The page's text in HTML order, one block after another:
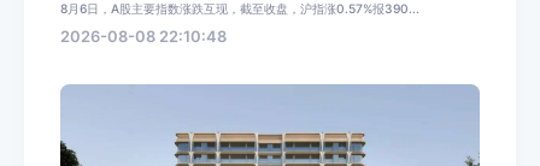
8月6日，A股主要指数涨跌互现，截至收盘，沪指涨0.57%报390...
2026-08-08 22:10:48